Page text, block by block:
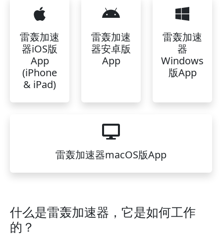
雷轰加速
器iOS版
App
(iPhone
& iPad)
雷轰加速
器安卓版
App
雷轰加速
器
Windows
版App
雷轰加速器macOS版App
什么是雷轰加速器，它是如何工作
的？